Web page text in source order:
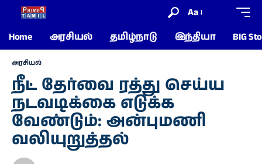
Aa
Home
அரசியல் தமிழ்நாடு இந்தியா BIG
அரசியல்
நீட் தேர்வை ரத்து செய்ய
நடவடிக்கை எடுக்க
வேண்டும்: அன்புமணி
வலியுறுத்தல்